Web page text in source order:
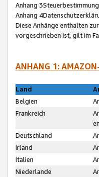
Anhang
Anhang
Diese Anhänge enthalten
vorgeschrieben ist, gilt im
ANHANG 1:
Land
Belgien
Frankreich
Deutschland
Irland
Italien
Niederlande